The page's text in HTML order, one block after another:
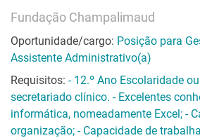
Fundação Champalimaud
Oportunidade/cargo: Posição para
Assistente Administrativo(a)
Requisitos: - 12.º Ano Escolaridade
secretariado clínico. - Excelentes
informática, nomeadamente Excel; -
organização; - Capacidade de